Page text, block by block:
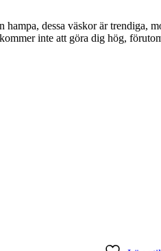
dessa väskor är
inte att göra dig hög,